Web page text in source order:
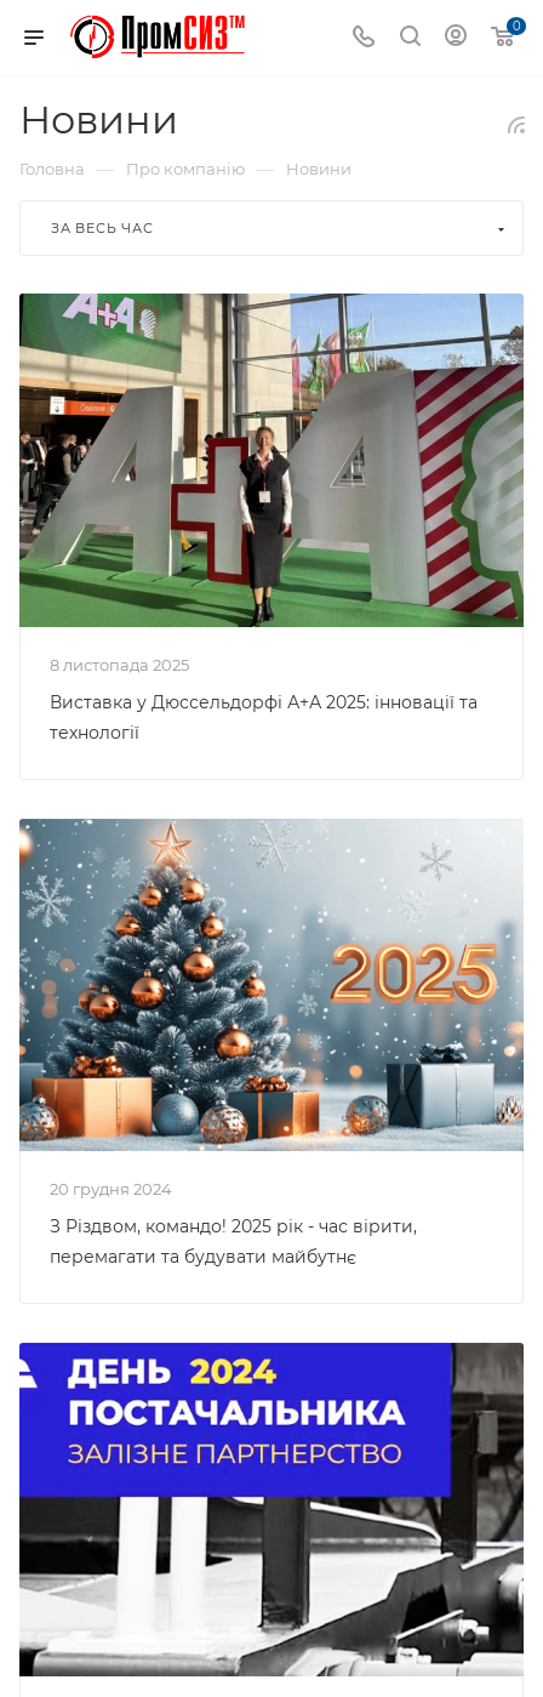
0
Новини
Головна — Про компанію — Новини
ЗА ВЕСЬ ЧАС
8 листопада 2025
Виставка у Дюссельдорфі А+А 2025: інновації та
технології
20 грудня 2024
З Різдвом, командо! 2025 рік - час вірити,
перемагати та будувати майбутнє